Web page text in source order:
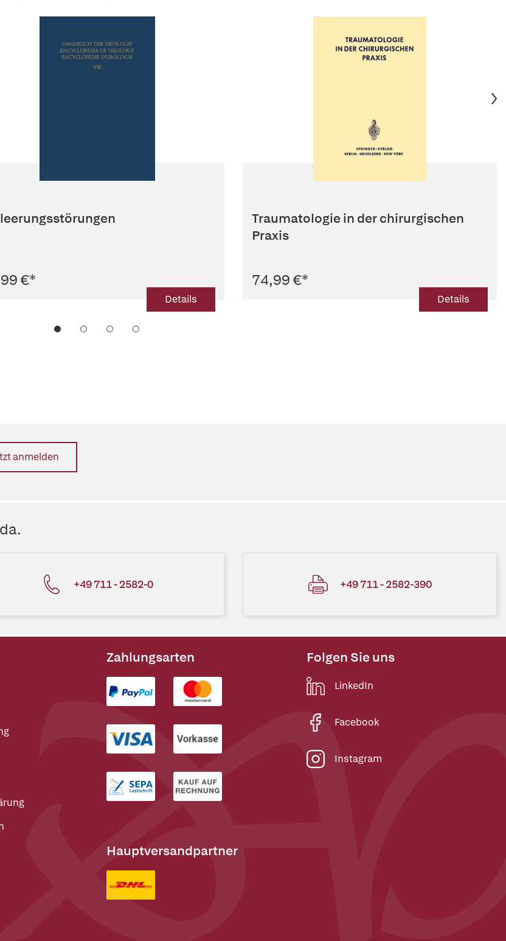
€*
Details
Traumatologie in der chirurgischen
Praxis
74,99 €*
Details
anmelden
+49 711 - 2582-0 +49 711 - 2582-390
Zahlungsarten
Hauptversandpartner
Folgen Sie uns
LinkedIn
Facebook
Instagram